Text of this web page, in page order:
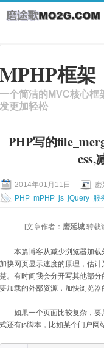
MPHP框架
一个简洁的MVC核心框
发更加轻松
PHP写的
css,
2014年01月11日 磨
PHP mPHP js jQuery 服
[文章作者： 磨延城 转载
本篇博客从减少浏览器加
加快网页显示速度的原理，估
楚。有时间我会分开写其他部
要加载的外部资源，加快浏览器
如果一个页面比较复杂，
式还有js脚本，比如某个门户网